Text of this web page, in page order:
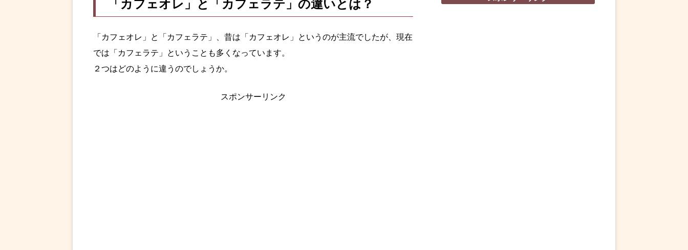
ス
キ
「カフェオレ」と「カフェラテ」の違いとは？
「カフェオレ」と「カフェラテ」、昔は「カフェオレ」というのが主流でしたが、現在
では「カフェラテ」ということも多くなっています。
２つはどのように違うのでしょうか。
スポンサーリンク